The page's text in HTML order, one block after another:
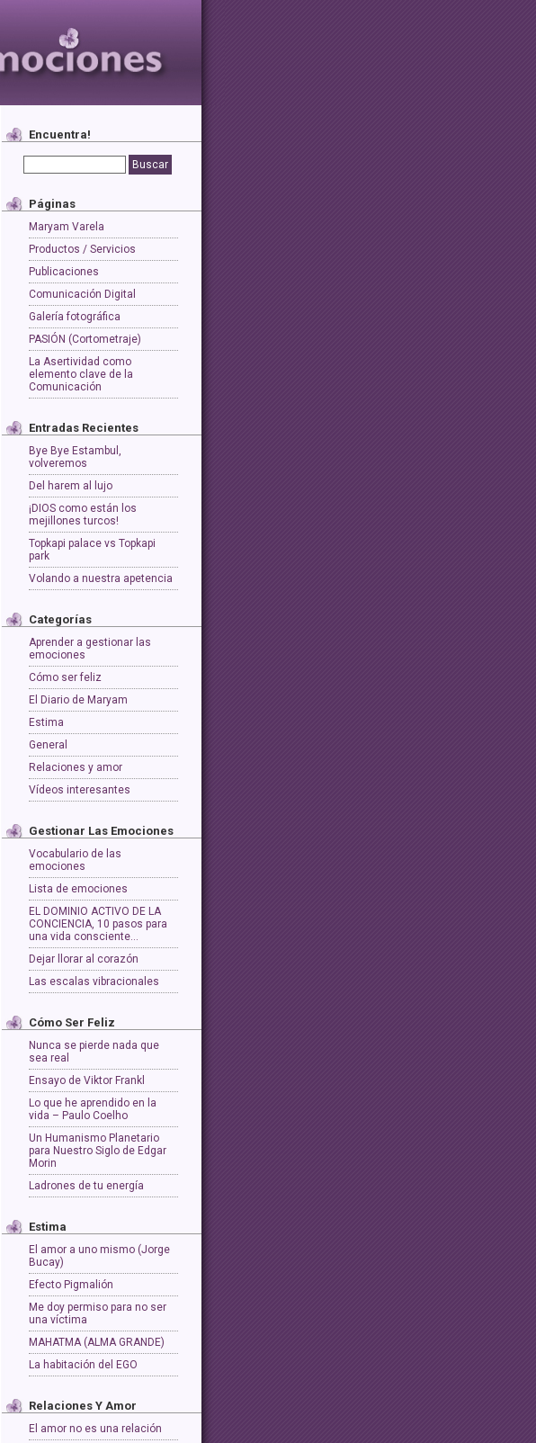
Encuentra!
Páginas
Maryam Varela
Productos / Servicios
Publicaciones
Comunicación Digital
Galería fotográfica
PASIÓN (Cortometraje)
La Asertividad como
elemento clave de la
Comunicación
Entradas Recientes
Bye Bye Estambul,
volveremos
Del harem al lujo
¡DIOS como están los
mejillones turcos!
Topkapi palace vs Topkapi
park
Volando a nuestra apetencia
Categorías
Aprender a gestionar las
emociones
Cómo ser feliz
El Diario de Maryam
Estima
General
Relaciones y amor
Vídeos interesantes
Gestionar Las Emociones
Vocabulario de las
emociones
Lista de emociones
EL DOMINIO ACTIVO DE LA
CONCIENCIA, 10 pasos para
una vida consciente…
Dejar llorar al corazón
Las escalas vibracionales
Cómo Ser Feliz
Nunca se pierde nada que
sea real
Ensayo de Viktor Frankl
Lo que he aprendido en la
vida – Paulo Coelho
Un Humanismo Planetario
para Nuestro Siglo de Edgar
Morin
Ladrones de tu energía
Estima
El amor a uno mismo (Jorge
Bucay)
Efecto Pigmalión
Me doy permiso para no ser
una víctima
MAHATMA (ALMA GRANDE)
La habitación del EGO
Relaciones Y Amor
El amor no es una relación